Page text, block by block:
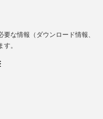
な情報（ダウンロード情報、
。